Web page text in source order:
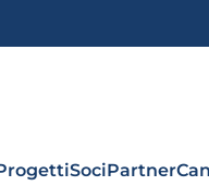
SociPartner